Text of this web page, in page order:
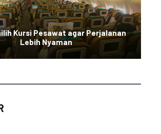
Kursi Pesawat agar Perjalanan
Lebih Nyaman